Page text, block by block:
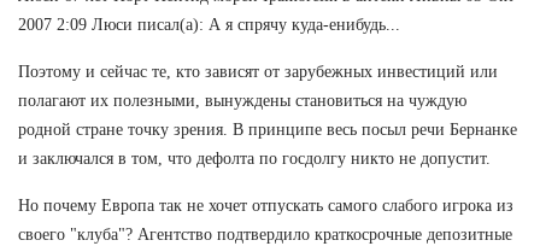
2007 2:09 Люси писал(а): А я спрячу куда-енибудь...
Поэтому и сейчас те, кто зависят от зарубежных инвестиций или
полагают их полезными, вынуждены становиться на чуждую
родной стране точку зрения. В принципе весь посыл речи Бернанке
и заключался в том, что дефолта по госдолгу никто не допустит.
Но почему Европа так не хочет отпускать самого слабого игрока из
своего "клуба"? Агентство подтвердило краткосрочные депозитные